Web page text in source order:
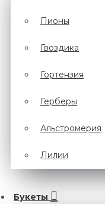
Пионы
Гвоздика
Гортензия
Герберы
Альстромерия
Лилии
Букеты